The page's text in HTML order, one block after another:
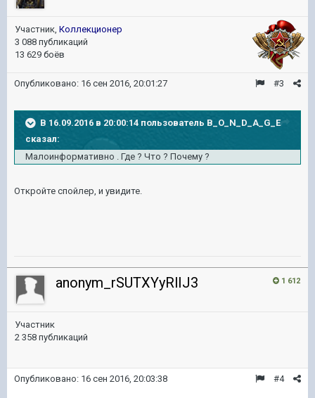
Участник, Коллекционер
3 088 публикаций
13 629 боёв
#3
Опубликовано: 16 сен 2016, 20:01:27
В 16.09.2016 в 20:00:14 пользователь B_O_N_D_A_G_E
сказал:
Малоинформативно . Где ? Что ? Почему ?
Откройте спойлер, и увидите.
1 612
anonym_rSUTXYyRlIJ3
Участник
2 358 публикаций
#4
Опубликовано: 16 сен 2016, 20:03:38